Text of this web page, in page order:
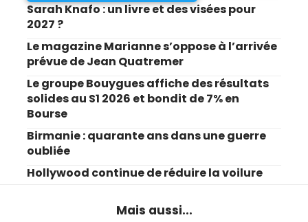
Sarah Knafo : un livre et des visées pour
2027 ?
Le magazine Marianne s’oppose à l’arrivée
prévue de Jean Quatremer
Le groupe Bouygues affiche des résultats
solides au S1 2026 et bondit de 7% en
Bourse
Birmanie : quarante ans dans une guerre
oubliée
Hollywood continue de réduire la voilure
Mais aussi...